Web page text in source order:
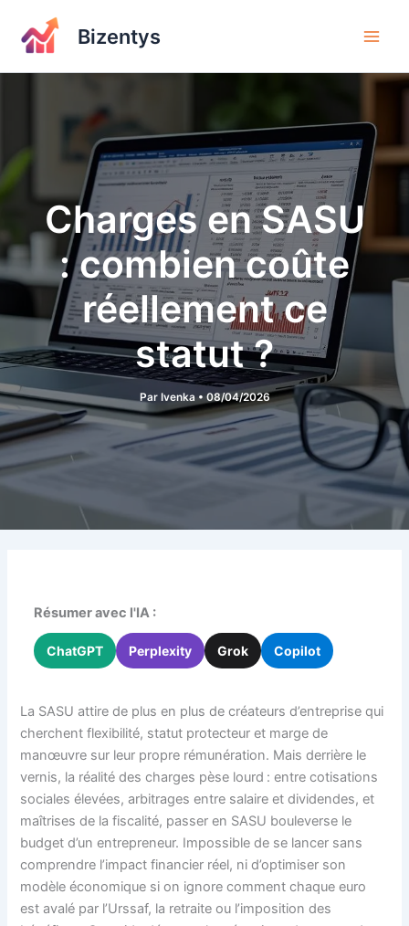
contenu
Bizentys
Charges en SASU
: combien coûte
réellement ce
statut ?
Par Ivenka • 08/04/2026
Résumer avec l'IA :
ChatGPT Perplexity Grok Copilot
La SASU attire de plus en plus de créateurs d’entreprise qui
cherchent flexibilité, statut protecteur et marge de
manœuvre sur leur propre rémunération. Mais derrière le
vernis, la réalité des charges pèse lourd : entre cotisations
sociales élevées, arbitrages entre salaire et dividendes, et
maîtrises de la fiscalité, passer en SASU bouleverse le
budget d’un entrepreneur. Impossible de se lancer sans
comprendre l’impact financier réel, ni d’optimiser son
modèle économique si on ignore comment chaque euro
est avalé par l’Urssaf, la retraite ou l’imposition des